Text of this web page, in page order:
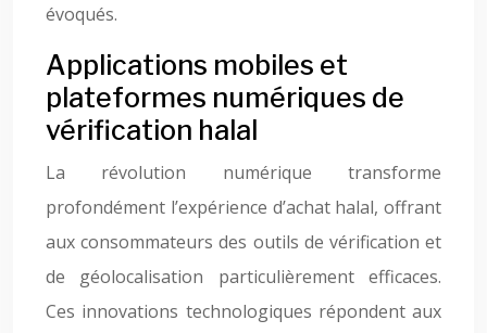
évoqués.
Applications mobiles et
plateformes numériques de
vérification halal
La révolution numérique transforme
profondément l’expérience d’achat halal, offrant
aux consommateurs des outils de vérification et
de géolocalisation particulièrement efficaces.
Ces innovations technologiques répondent aux